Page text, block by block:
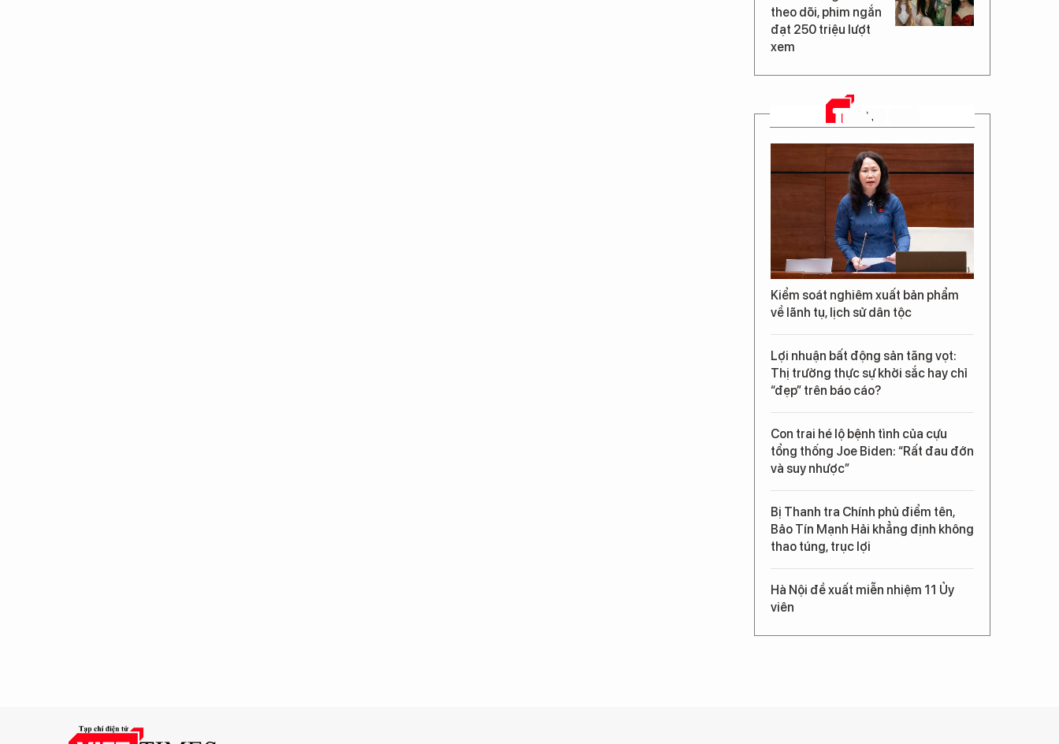
theo dõi, phim ngắn
đạt 250 triệu lượt
xem
TRANG CHỦ
Kiểm soát nghiêm xuất bản phẩm
về lãnh tụ, lịch sử dân tộc
Lợi nhuận bất động sản tăng vọt:
Thị trường thực sự khởi sắc hay chỉ
“đẹp” trên báo cáo?
Con trai hé lộ bệnh tình của cựu
tổng thống Joe Biden: “Rất đau đớn
và suy nhược”
Bị Thanh tra Chính phủ điểm tên,
Bảo Tín Mạnh Hải khẳng định không
thao túng, trục lợi
Hà Nội đề xuất miễn nhiệm 11 Ủy
viên